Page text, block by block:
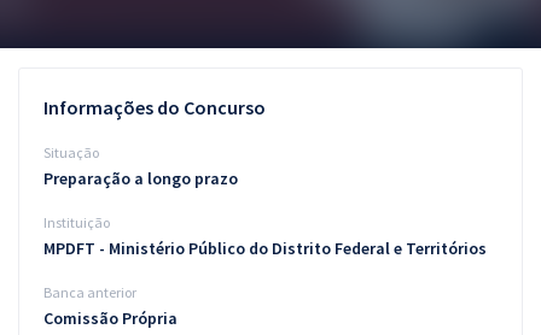
Blog
Aprovados
Atendimento
Informações do Concurso
Situação
Preparação a longo prazo
Instituição
MPDFT - Ministério Público do Distrito Federal e Territórios
Banca anterior
Comissão Própria